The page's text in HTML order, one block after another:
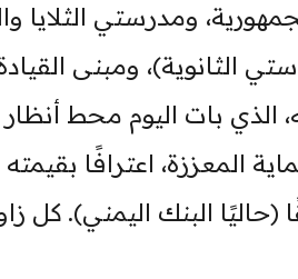
ومدرستي الثلايا
الثانوية)، ومبنى
الذي بات اليوم محط
المعززة، اعترافًا
(حاليًا البنك اليمني).